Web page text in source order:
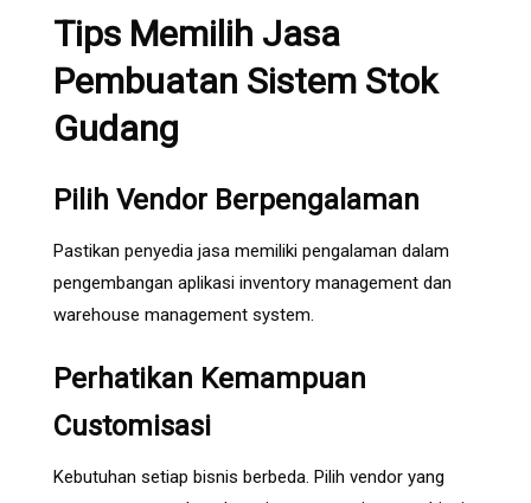
Tips Memilih Jasa
Pembuatan Sistem Stok
Gudang
Pilih Vendor Berpengalaman
Pastikan penyedia jasa memiliki pengalaman dalam
pengembangan aplikasi inventory management dan
warehouse management system.
Perhatikan Kemampuan
Customisasi
Kebutuhan setiap bisnis berbeda. Pilih vendor yang